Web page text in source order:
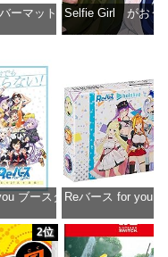
完成品フィギュア PP942
ーマットコレクション
Selfie Girl がおう
イブプロダクション ver.ホロ
ブースターパック ホロライ
：¥2,980
Reバース for you
価格：
2位